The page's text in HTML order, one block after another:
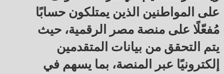
على المواطنين الذين يمتلكون حسابًا
مُفعّلًا على منصة مصر الرقمية، حيث
يتم التحقق من بيانات المتقدمين
إلكترونيًا عبر المنصة، بما يسهم في